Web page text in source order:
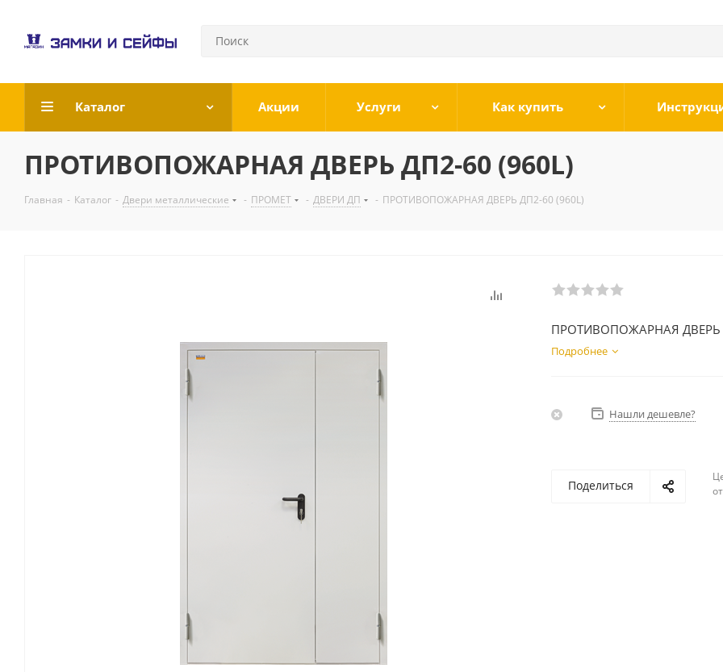
Каталог Акции Услуги Как купить
ПРОТИВОПОЖАРНАЯ ДВЕРЬ ДП2-60 (960L)
Главная - Каталог - Двери металлические - ПРОМЕТ - ДВЕРИ ДП - ПРОТИВОПОЖАРНАЯ ДВЕРЬ ДП2-60 (960L)
ПРОТИВОПОЖАРНАЯ ДВЕРЬ
Подробнее
Нашли дешевле?
Поделиться